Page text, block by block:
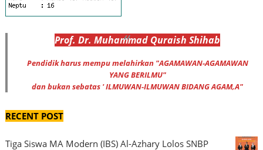
Prof. Dr. Muhammad Quraish Shihab
Pendidik harus mempu melahirkan "AGAMAWAN-AGAMAWAN
YANG BERILMU"
dan bukan sebatas ' ILMUWAN-ILMUWAN BIDANG AGAM,A"
RECENT POST
Tiga Siswa MA Modern (IBS) Al-Azhary Lolos SNBP